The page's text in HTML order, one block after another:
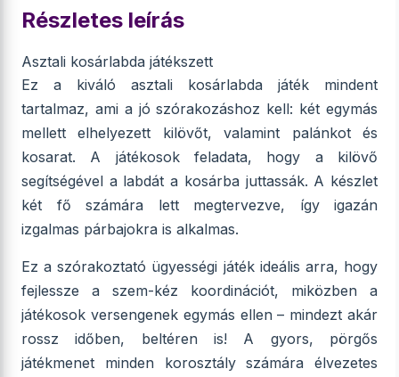
Részletes leírás
Asztali kosárlabda játékszett
Ez a kiváló asztali kosárlabda játék mindent
tartalmaz, ami a jó szórakozáshoz kell: két egymás
mellett elhelyezett kilövőt, valamint palánkot és
kosarat. A játékosok feladata, hogy a kilövő
segítségével a labdát a kosárba juttassák. A készlet
két fő számára lett megtervezve, így igazán
izgalmas párbajokra is alkalmas.
Ez a szórakoztató ügyességi játék ideális arra, hogy
fejlessze a szem-kéz koordinációt, miközben a
játékosok versengenek egymás ellen – mindezt akár
rossz időben, beltéren is! A gyors, pörgős
játékmenet minden korosztály számára élvezetes